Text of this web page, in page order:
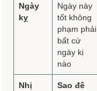
Ngày
kỵ
Ngày này
tốt không
phạm phải
bất cứ
ngày kị
nào
Nhị
Sao đê